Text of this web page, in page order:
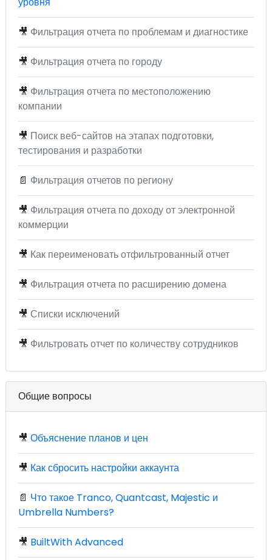
🎥 Фильтрация отчета по проблемам и диагностике
🎥 Фильтрация отчета по городу
🎥 Фильтрация отчета по местоположению
компании
🎥 Поиск веб-сайтов на этапах подготовки,
тестирования и разработки
📄 Фильтрация отчетов по региону
🎥 Фильтрация отчета по доходу от электронной
коммерции
🎥 Как переименовать отфильтрованный отчет
🎥 Фильтрация отчета по расширению домена
🎥 Списки исключений
🎥 Фильтровать отчет по количеству сотрудников
Общие вопросы
🎥 Объяснение планов и цен
🎥 Как сбросить настройки аккаунта
📄 Что такое Tranco, Quantcast, Majestic и
Umbrella Numbers?
🎥 BuiltWith Advanced